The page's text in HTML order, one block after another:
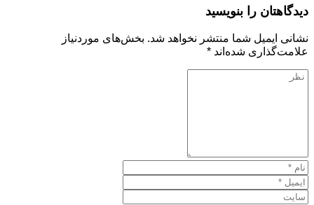
دیدگاهتان را بنویسید
نشانی ایمیل شما منتشر نخواهد شد. بخش‌های موردنیاز
علامت‌گذاری شده‌اند *